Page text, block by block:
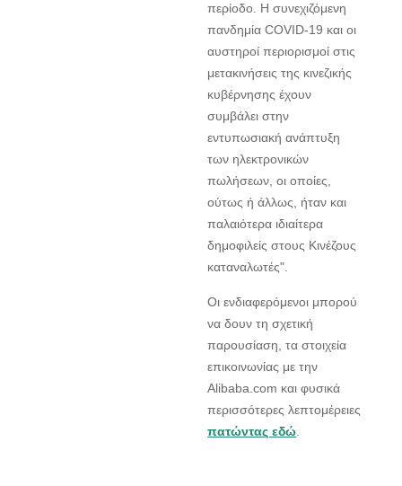
περίοδο. Η συνεχιζόμενη
πανδημία COVID-19 και οι
αυστηροί περιορισμοί στις
μετακινήσεις της κινεζικής
κυβέρνησης έχουν
συμβάλει στην
εντυπωσιακή ανάπτυξη
των ηλεκτρονικών
πωλήσεων, οι οποίες,
ούτως ή άλλως, ήταν και
παλαιότερα ιδιαίτερα
δημοφιλείς στους Κινέζους
καταναλωτές".
Οι ενδιαφερόμενοι μπορού
να δουν τη σχετική
παρουσίαση, τα στοιχεία
επικοινωνίας με την
Alibaba.com και φυσικά
περισσότερες λεπτομέρειες
πατώντας εδώ.